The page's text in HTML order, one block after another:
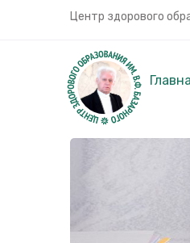
Центр здорового